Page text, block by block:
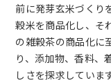
前に発芽玄米づくり
穀米を商品化し、
の雑穀茶の商品化に
り、添加物、香料、
しさを探求していま